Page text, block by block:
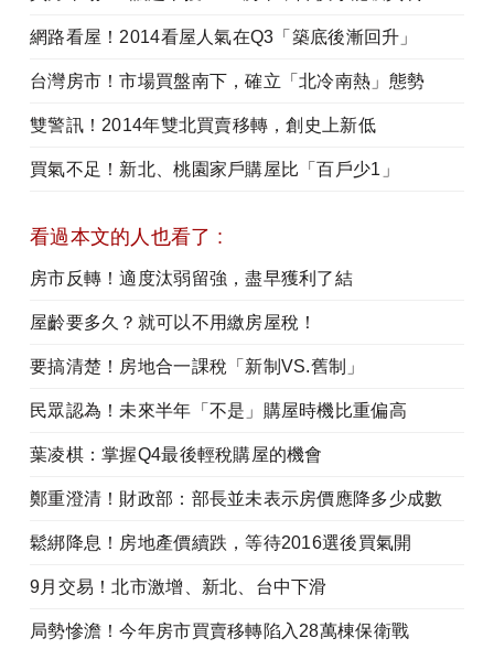
網路看屋！2014看屋人氣在Q3「築底後漸回升」
台灣房市！市場買盤南下，確立「北冷南熱」態勢
雙警訊！2014年雙北買賣移轉，創史上新低
買氣不足！新北、桃園家戶購屋比「百戶少1」
看過本文的人也看了 :
房市反轉！適度汰弱留強，盡早獲利了結
屋齡要多久？就可以不用繳房屋稅！
要搞清楚！房地合一課稅「新制VS.舊制」
民眾認為！未來半年「不是」購屋時機比重偏高
葉凌棋：掌握Q4最後輕稅購屋的機會
鄭重澄清！財政部：部長並未表示房價應降多少成數
鬆綁降息！房地產價續跌，等待2016選後買氣開
9月交易！北市激增、新北、台中下滑
局勢慘澹！今年房市買賣移轉陷入28萬棟保衛戰